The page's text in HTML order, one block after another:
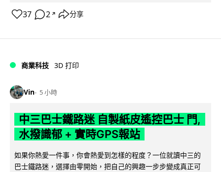
37 2 ↗ 分享
商業科技 3D 打印
Vin 5 小時
中三巴士鐵路迷 自製紙皮遙控巴士 門,
水撥識郁 + 實時GPS報站
如果你熱愛一件事，你會熱愛到怎樣的程度？一位就讀中三的
巴士鐵路迷，選擇由零開始，把自己的興趣一步步變成真正可